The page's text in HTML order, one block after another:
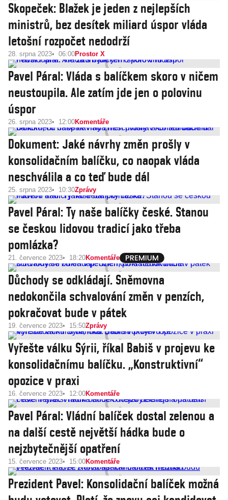
Skopeček: Blažek je jeden z nejlepších
ministrů, bez desítek miliard úspor vláda
letošní rozpočet nedodrží
28. srpna 2023 06:00Prostor X
Pavel Páral: Vláda s balíčkem skoro v ničem
neustoupila. Ale zatím jde jen o polovinu
úspor
26. srpna 2023 12:00Komentáře
Dokument: Jaké návrhy změn prošly v
konsolidačním balíčku, co naopak vláda
neschválila a co teď bude dál
25. srpna 2023 10:30Zprávy
Pavel Páral: Ty naše balíčky české. Stanou
se českou lidovou tradicí jako třeba
pomlázka?
21. července 2023 18:20Komentáře
Důchody se odkládají. Sněmovna
nedokončila schvalování změn v penzích,
pokračovat bude v pátek
19. července 2023 15:50Zprávy
Vyřešte válku Sýrii, říkal Babiš v projevu ke
konsolidačnímu balíčku. „Konstruktivní“
opozice v praxi
16. července 2023 12:00Komentáře
Pavel Páral: Vládní balíček dostal zelenou a
na další cestě největší hádka bude o
nejzbytečnější opatření
15. července 2023 15:00Komentáře
Prezident Pavel: Konsolidační balíček možná